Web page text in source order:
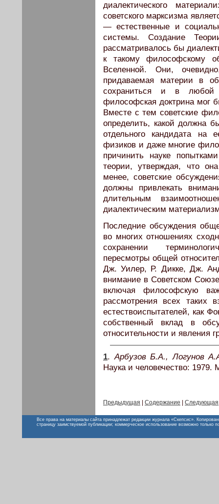
диалектического
советского марксизма
— естественные и
системы. Создание
рассматривалось бы
к такому философскому
Вселенной. Они,
придаваемая материи в
сохраниться и в любой
философская доктрина мог
Вместе с тем советские
определить, какой должна
отдельного кандидата
физиков и даже многие
причинить науке
теории, утверждая, что
менее, советские
должны привлекать
длительным
диалектическим
Последние обсуждения
во многих отношениях
сохранении
пересмотры общей
Дж. Уилер, Р. Дикке, Дж.
внимание в Советском
включая философскую
рассмотрения всех таких
естествоиспытателей, как
собственный вклад в
относительности и явления
1.Арбузов Б.А., Логунов
Наука и человечество:
Предыдущая Содержание Следующая
Все права на материалы сайта принадлежат редакции журнала «Скепсис».
страницу заимствуемой публикации; коммерческое использование возможно только